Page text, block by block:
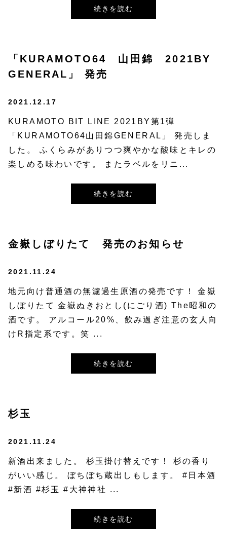
続きを読む
「KURAMOTO64 山田錦 2021BY
GENERAL」 発売
2021.12.17
KURAMOTO BIT LINE 2021BY第1弾
「KURAMOTO64山田錦GENERAL」 発売しま
した。 ふくらみがありつつ爽やかな酸味とキレの
楽しめる味わいです。 またラベルをリニ...
続きを読む
金嶽しぼりたて 発売のお知らせ
2021.11.24
地元向け普通酒の無濾過生原酒の発売です！ 金嶽
しぼりたて 金嶽ぬきおとし(にごり酒) The昭和の
酒です。 アルコール20%、飲み過ぎ注意の玄人向
けR指定系です。笑 ...
続きを読む
杉玉
2021.11.24
新酒出来ました。 杉玉掛け替えです！ 杉の香り
がいい感じ。 ぼちぼち蔵出しもします。 #日本酒
#新酒 #杉玉 #大神神社 ...
続きを読む